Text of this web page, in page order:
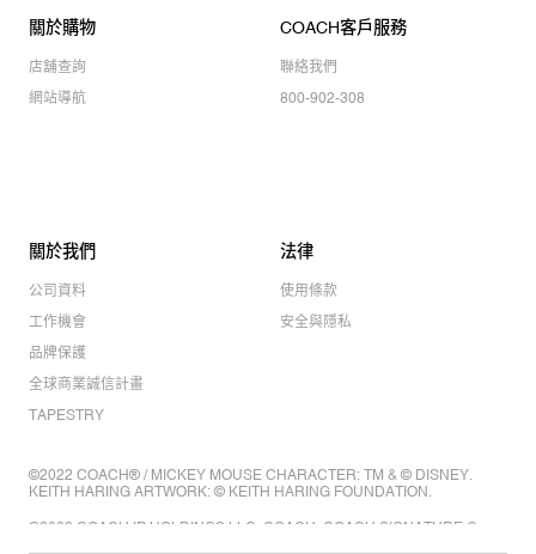
關於購物
店舖查詢
網站導航
COACH客戶服務
聯絡我們
800-902-308
關於我們
公司資料
工作機會
品牌保護
全球商業誠信計畫
TAPESTRY
法律
使用條款
安全與隱私
©2022 COACH® / MICKEY MOUSE CHARACTER: TM & © DISNEY.
KEITH HARING ARTWORK: © KEITH HARING FOUNDATION.
©2022 COACH IP HOLDINGS LLC. COACH, COACH SIGNATURE C